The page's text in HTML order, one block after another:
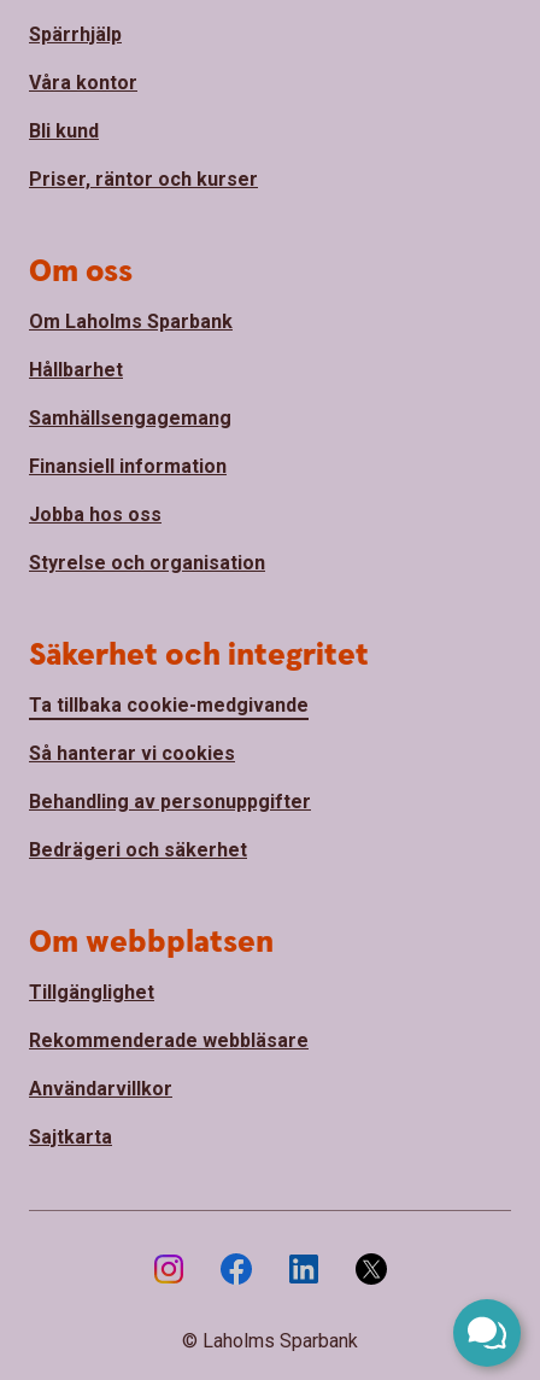
Spärrhjälp
Våra kontor
Bli kund
Priser, räntor och kurser
Om oss
Om Laholms Sparbank
Hållbarhet
Samhällsengagemang
Finansiell information
Jobba hos oss
Styrelse och organisation
Säkerhet och integritet
Ta tillbaka cookie-medgivande
Så hanterar vi cookies
Behandling av personuppgifter
Bedrägeri och säkerhet
Om webbplatsen
Tillgänglighet
Rekommenderade webbläsare
Användarvillkor
Sajtkarta
© Laholms Sparbank